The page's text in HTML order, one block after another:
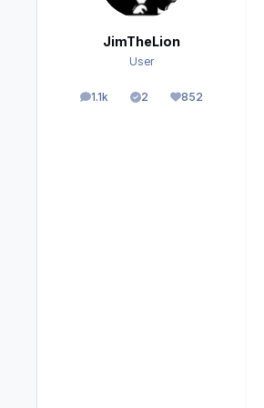
JimTheLion
User
1.1k
Beiträge 2
Lösungen852
Reputation